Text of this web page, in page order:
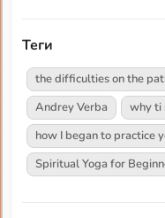
Теги
the difficulties on the
Andrey Verba
why ti
how I began to practice
Spiritual Yoga for